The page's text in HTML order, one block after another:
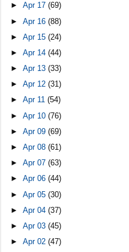
►Apr 17(69)
►Apr 16(88)
►Apr 15(24)
►Apr 14(44)
►Apr 13(33)
►Apr 12(31)
►Apr 11(54)
►Apr 10(76)
►Apr 09(69)
►Apr 08(61)
►Apr 07(63)
►Apr 06(44)
►Apr 05(30)
►Apr 04(37)
►Apr 03(45)
►Apr 02(47)